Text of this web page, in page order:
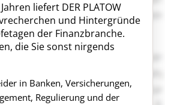
liefert DER PLATOW
und Hintergründe
der Finanzbranche.
die Sie sonst nirgends
in Banken, Versicherungen,
Regulierung und der